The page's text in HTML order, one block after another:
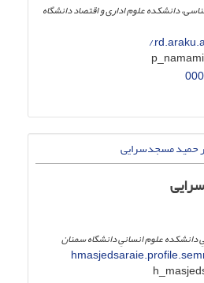
دانشکده علوم اداری و اقتصاد دانشگاه
دانشکده علوم انسانیِ دانشگاه سمنان